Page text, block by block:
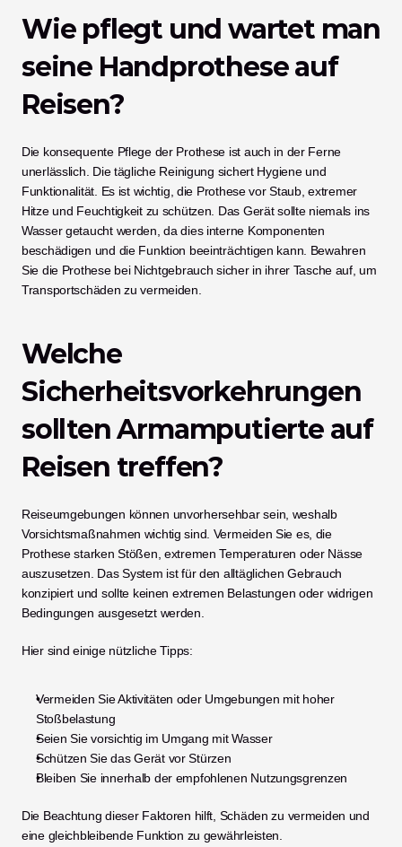
Wie pflegt und wartet man
seine Handprothese auf
Reisen?
Die konsequente Pflege der Prothese ist auch in der Ferne
unerlässlich. Die tägliche Reinigung sichert Hygiene und
Funktionalität. Es ist wichtig, die Prothese vor Staub, extremer
Hitze und Feuchtigkeit zu schützen. Das Gerät sollte niemals ins
Wasser getaucht werden, da dies interne Komponenten
beschädigen und die Funktion beeinträchtigen kann. Bewahren
Sie die Prothese bei Nichtgebrauch sicher in ihrer Tasche auf, um
Transportschäden zu vermeiden.
Welche
Sicherheitsvorkehrungen
sollten Armamputierte auf
Reisen treffen?
Reiseumgebungen können unvorhersehbar sein, weshalb
Vorsichtsmaßnahmen wichtig sind. Vermeiden Sie es, die
Prothese starken Stößen, extremen Temperaturen oder Nässe
auszusetzen. Das System ist für den alltäglichen Gebrauch
konzipiert und sollte keinen extremen Belastungen oder widrigen
Bedingungen ausgesetzt werden.
Hier sind einige nützliche Tipps:
Vermeiden Sie Aktivitäten oder Umgebungen mit hoher
Stoßbelastung
Seien Sie vorsichtig im Umgang mit Wasser
Schützen Sie das Gerät vor Stürzen
Bleiben Sie innerhalb der empfohlenen Nutzungsgrenzen
Die Beachtung dieser Faktoren hilft, Schäden zu vermeiden und
eine gleichbleibende Funktion zu gewährleisten.